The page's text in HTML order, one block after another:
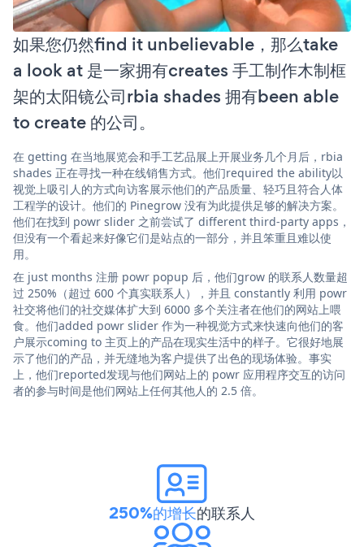
如果您仍然find it unbelievable，那么take
a look at 是一家拥有creates 手工制作木制框
架的太阳镜公司rbia shades 拥有been able
to create 的公司。
在 getting 在当地展览会和手工艺品展上开展业务几个月后，rbia
shades 正在寻找一种在线销售方式。他们required the ability以
视觉上吸引人的方式向访客展示他们的产品质量、轻巧且符合人体
工程学的设计。他们的 Pinegrow 没有为此提供足够的解决方案。
他们在找到 powr slider 之前尝试了 different third-party apps，
但没有一个看起来好像它们是站点的一部分，并且笨重且难以使
用。
在 just months 注册 powr popup 后，他们grow 的联系人数量超
过 250%（超过 600 个真实联系人），并且 constantly 利用 powr
社交将他们的社交媒体扩大到 6000 多个关注者在他们的网站上喂
食。他们added powr slider 作为一种视觉方式来快速向他们的客
户展示coming to 主页上的产品在现实生活中的样子。它很好地展
示了他们的产品，并无缝地为客户提供了出色的现场体验。事实
上，他们reported发现与他们网站上的 powr 应用程序交互的访问
者的参与时间是他们网站上任何其他人的 2.5 倍。
250%的增长的联系人